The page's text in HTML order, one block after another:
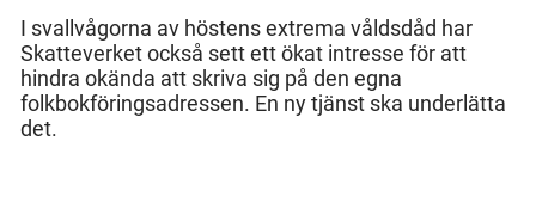
I svallvågorna av höstens extrema våldsdåd har
Skatteverket också sett ett ökat intresse för att
hindra okända att skriva sig på den egna
folkbokföringsadressen. En ny tjänst ska underlätta
det.